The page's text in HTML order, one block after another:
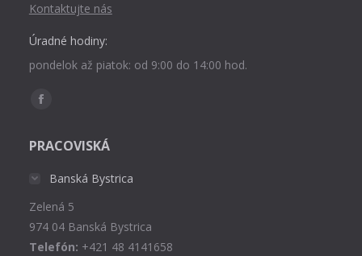
Kontaktujte nás
Úradné hodiny:
pondelok až piatok: od 9:00 do 14:00 hod.
Find us on:
Facebook
opens
window
PRACOVISKÁ
Banská Bystrica
Zelená 5
974 04 Banská Bystrica
Telefón: +421 48 4141658